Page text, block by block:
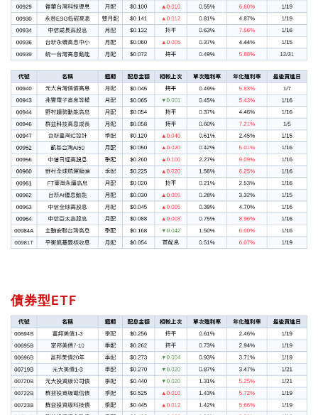
債券型ETF